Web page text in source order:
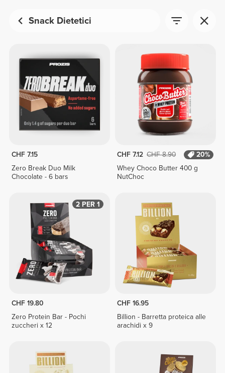
Snack Dietetici
CHF 7.15
Zero Break Duo Milk
Chocolate - 6 bars
CHF 7.12 CHF 8.90
20%
Whey Choco Butter 400 g
NutChoc
2 PER 1
CHF 19.80
Zero Protein Bar - Pochi
zuccheri x 12
CHF 16.95
Billion - Barretta proteica alle
arachidi x 9